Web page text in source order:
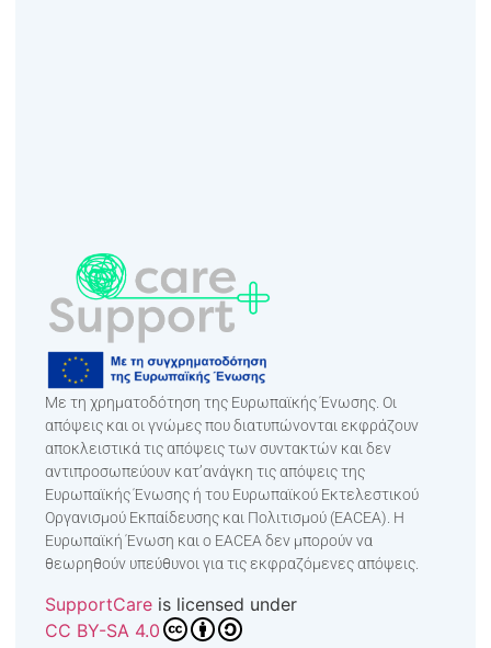
Με τη χρηματοδότηση της Ευρωπαϊκής Ένωσης. Οι
απόψεις και οι γνώμες που διατυπώνονται εκφράζουν
αποκλειστικά τις απόψεις των συντακτών και δεν
αντιπροσωπεύουν κατ’ανάγκη τις απόψεις της
Ευρωπαϊκής Ένωσης ή του Ευρωπαϊκού Εκτελεστικού
Οργανισμού Εκπαίδευσης και Πολιτισμού (EACEA). Η
Ευρωπαϊκή Ένωση και ο EACEA δεν μπορούν να
θεωρηθούν υπεύθυνοι για τις εκφραζόμενες απόψεις.
SupportCareis licensed under
CC BY-SA 4.0